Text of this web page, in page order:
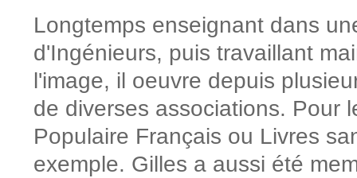
Longtemps enseignant dans
d'Ingénieurs, puis travaillant
l'image, il oeuvre depuis
de diverses associations. Pour
Populaire Français ou Livres
exemple. Gilles a aussi été